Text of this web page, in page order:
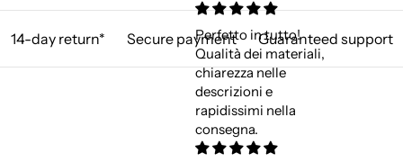
Perfetto in tutto!
Qualità dei materiali,
chiarezza nelle
descrizioni e
rapidissimi nella
consegna.
14-day return* Secure payment Guaranteed support